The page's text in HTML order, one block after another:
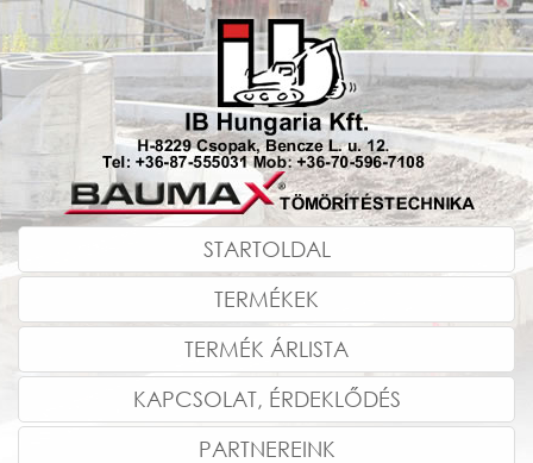
STARTOLDAL
TERMÉKEK
TERMÉK ÁRLISTA
KAPCSOLAT, ÉRDEKLŐDÉS
PARTNEREINK